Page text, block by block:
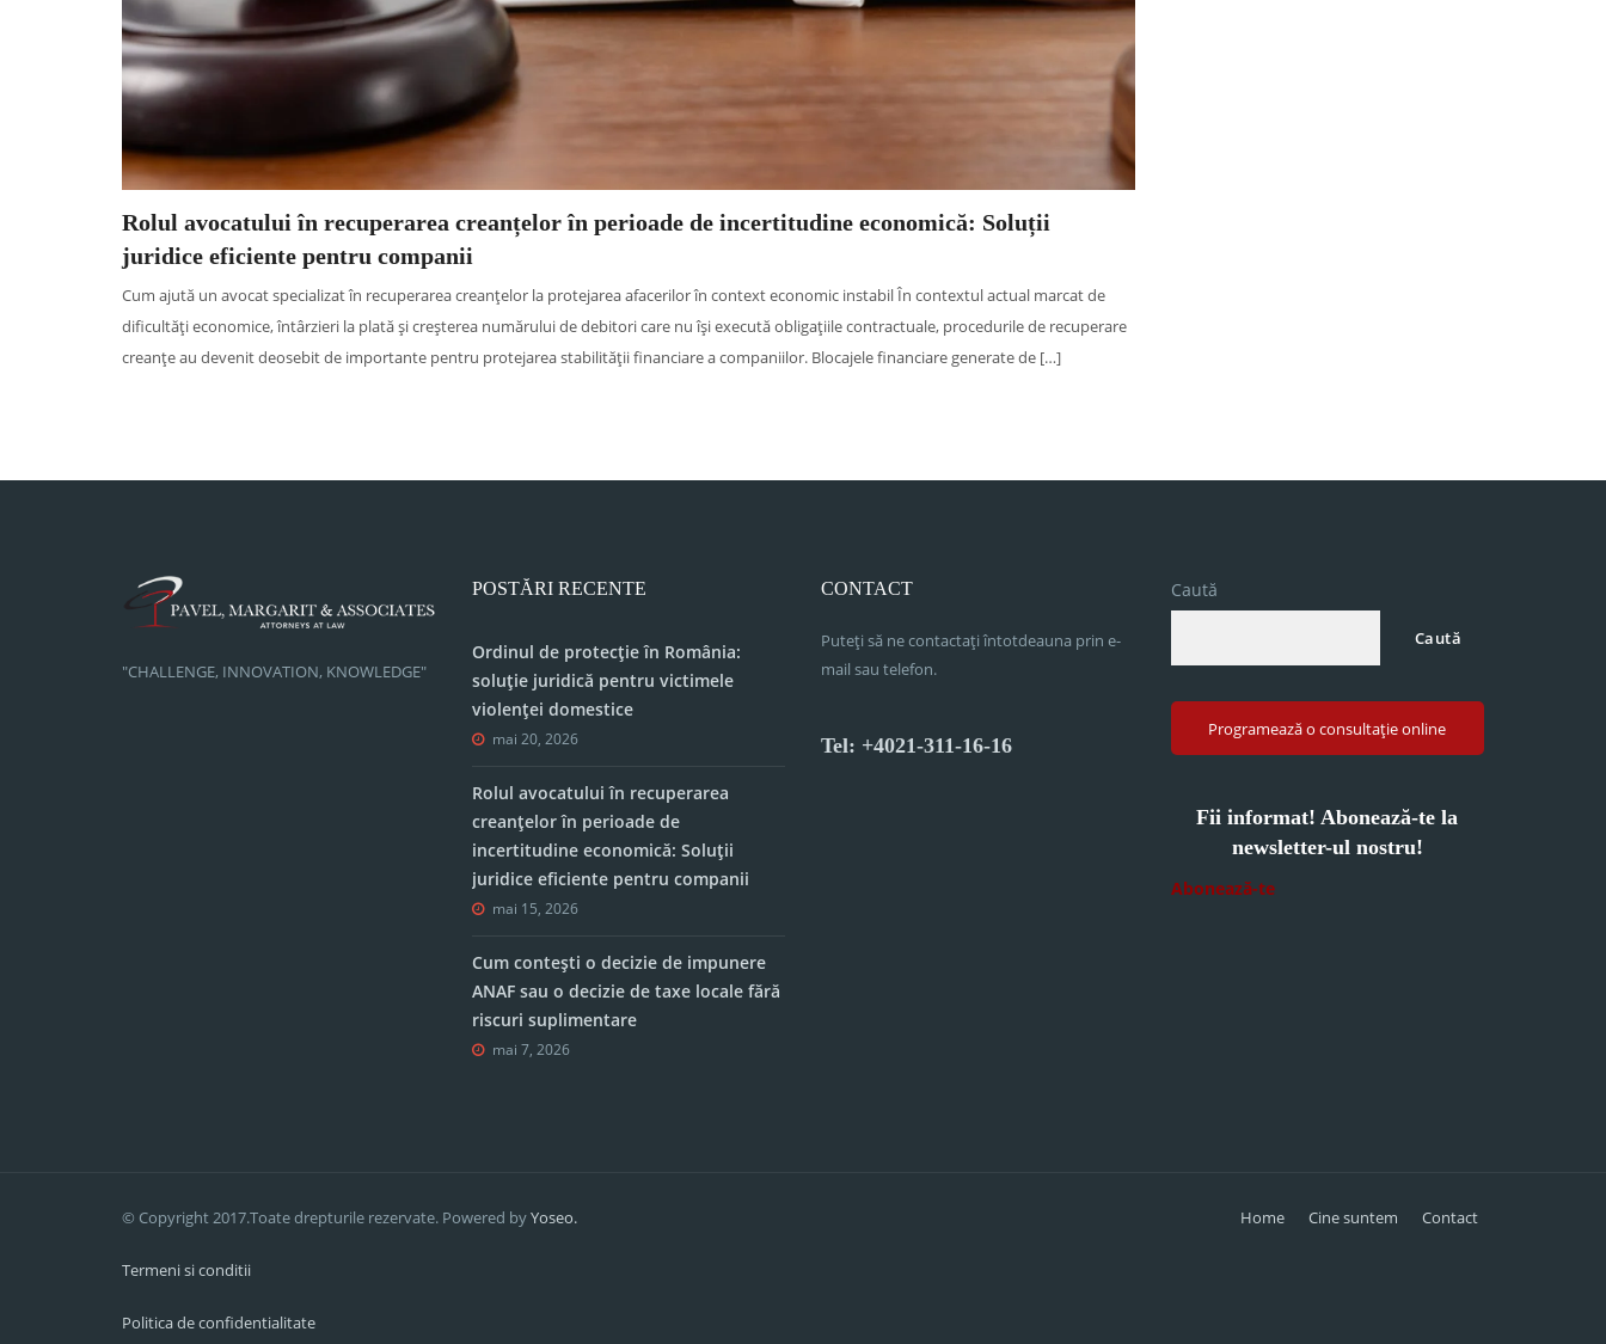
Rolul avocatului în recuperarea creanțelor în perioade de incertitudine economică: Soluții
juridice eficiente pentru companii
Cum ajută un avocat specializat în recuperarea creanțelor la protejarea afacerilor în context economic instabil În contextul actual marcat de
dificultăți economice, întârzieri la plată și creșterea numărului de debitori care nu își execută obligațiile contractuale, procedurile de recuperare
creanțe au devenit deosebit de importante pentru protejarea stabilității financiare a companiilor. Blocajele financiare generate de […]
"CHALLENGE, INNOVATION, KNOWLEDGE"
POSTĂRI RECENTE
Ordinul de protecție în România:
soluție juridică pentru victimele
violenței domestice
mai 20, 2026
Rolul avocatului în recuperarea
creanțelor în perioade de
incertitudine economică: Soluții
juridice eficiente pentru companii
mai 15, 2026
Cum contești o decizie de impunere
ANAF sau o decizie de taxe locale fără
riscuri suplimentare
mai 7, 2026
CONTACT
Puteți să ne contactați întotdeauna prin e-
mail sau telefon.
Tel: +4021-311-16-16
Caută
Caută
Programează o consultație online
Fii informat! Abonează-te la
newsletter-ul nostru!
Abonează-te
© Copyright 2017.Toate drepturile rezervate. Powered byYoseo.
Termeni si conditii
Politica de confidentialitate
Home Cine suntem Contact